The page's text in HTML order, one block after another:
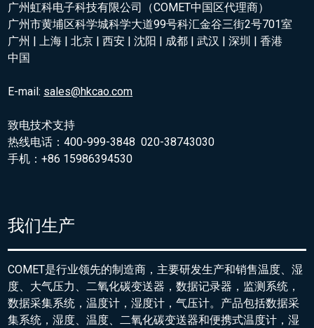
广州虹科电子科技有限公司（COMET中国区代理商）
广州市黄埔区科学城科学大道99号科汇金谷三街2号701室
广州 | 上海 | 北京 | 西安 | 沈阳 | 成都 | 武汉 | 深圳 | 香港
中国
E-mail: sales@hkcao.com
致电技术支持
热线电话：400-999-3848 020-38743030
手机：+86 15986394530
我们生产
COMET是行业领先的制造商，主要研发生产和销售温度、湿
度、大气压力、二氧化碳变送器，数据记录器，监测系统，
数据采集系统，温度计，湿度计，气压计。产品包括数据采
集系统，湿度、温度、二氧化碳变送器和便携式温度计，湿